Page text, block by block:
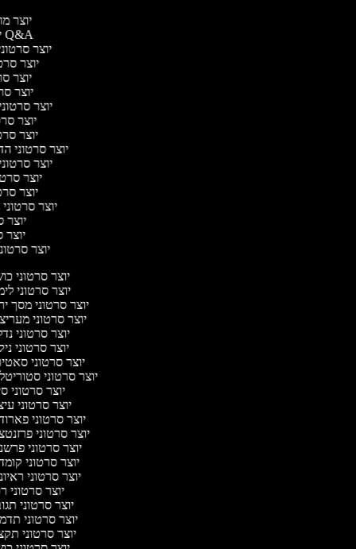
יוצר
יוצר סרטוני Q&A
יוצר
יוצר
יוצר
יוצר
יוצר
יוצר
יוצר
יוצר סרטוני
יוצר
יוצר
יוצר
יוצר
יוצר
יוצר
יוצר
יוצר סרטוני
יוצר סרטוני
יוצר סרטוני מסך
יוצר סרטוני
יוצר סרטוני
יוצר סרטוני
יוצר סרטוני
יוצר סרטוני
יוצר סרטוני
יוצר סרטוני
יוצר סרטוני
יוצר סרטוני
יוצר סרטוני
יוצר סרטוני
יוצר סרטוני
יוצר סרטוני
יוצר סרטוני
יוצר סרטוני
יוצר סרטוני